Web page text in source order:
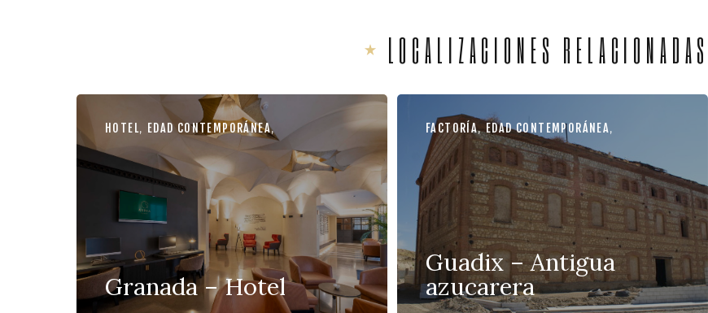
LOCALIZACIONES RELACIONADAS
HOTEL, EDAD CONTEMPORÁNEA,
Granada – Hotel
FACTORÍA,EDAD CONTEMPORÁNEA,
Guadix – Antigua
azucarera